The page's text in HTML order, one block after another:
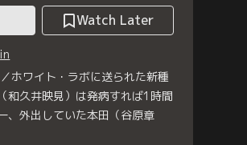
Watch Later
ホワイト・ラボに送られた新種
和久井映見）は発病すれば1時間
、外出していた本田（谷原章